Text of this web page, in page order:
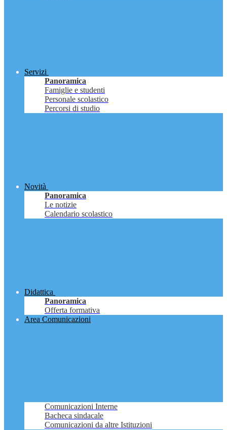
Servizi
Panoramica
Famiglie e studenti
Personale scolastico
Percorsi di studio
Novità
Panoramica
Le notizie
Calendario scolastico
Didattica
Panoramica
Offerta formativa
Area Comunicazioni
Comunicazioni Interne
Bacheca sindacale
Comunicazioni da altre Istituzioni